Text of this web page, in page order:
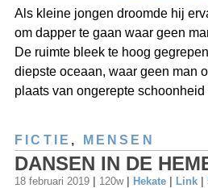
Als kleine jongen droomde hij
om dapper te gaan waar geen
De ruimte bleek te hoog
diepste oceaan, waar geen man
plaats van ongerepte
FICTIE , MENSEN
DANSEN IN DE
18 februari 2019 | 120w | Hekate | Link |